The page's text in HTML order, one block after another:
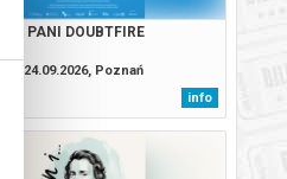
PANI DOUBTFIRE
24.09.2026, Poznań
info